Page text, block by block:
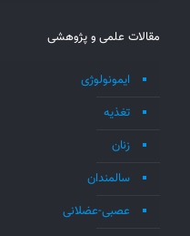
مقالات علمی و پژوهشی
ایمونولوژی
تغذیه
زنان
سالمندان
عصبی-عضلانی